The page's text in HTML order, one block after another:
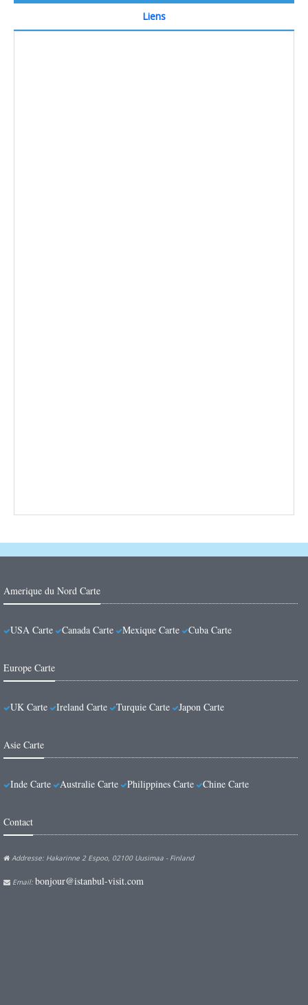
Liens
Amerique du Nord Carte
USA Carte Canada Carte Mexique Carte Cuba Carte
Europe Carte
UK Carte Ireland Carte Turquie Carte Japon Carte
Asie Carte
Inde Carte Australie Carte Philippines Carte Chine Carte
Contact
Addresse: Hakarinne 2 Espoo, 02100 Uusimaa - Finland
Email: bonjour@istanbul-visit.com